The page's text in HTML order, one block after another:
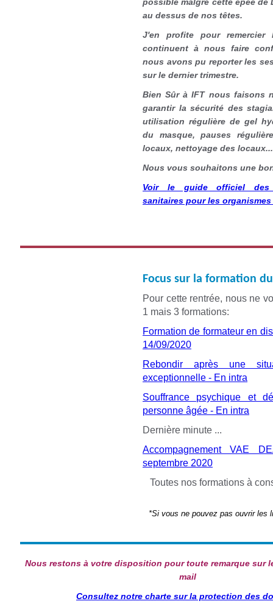
possible malgré cette épée de
au dessus de nos têtes.
J'en profite pour remercier
continuent à nous faire
nous avons pu reporter les
sur le dernier trimestre.
Bien Sûr à IFT nous faisons
garantir la sécurité des
utilisation régulière de gel
du masque, pauses
locaux, nettoyage des locaux...
Nous vous souhaitons une
Voir le guide officiel des
sanitaires pour les
Focus sur la formation
Pour cette rentrée, nous ne
1 mais 3 formations:
Formation de formateur en
14/09/2020
Rebondir après une
exceptionnelle - En intra
Souffrance psychique et
personne âgée - En intra
Dernière minute ...
Accompagnement VAE
septembre 2020
Toutes nos formations à
*Si vous ne pouvez pas ouvrir les
Nous restons à votre disposition pour toute remarque sur
mail
Consultez notre charte sur la protection des